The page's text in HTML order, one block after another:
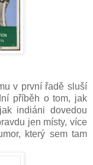
v první řadě sluší
příběh o tom, jak
indiáni dovedou
jen místy, více
který sem tam